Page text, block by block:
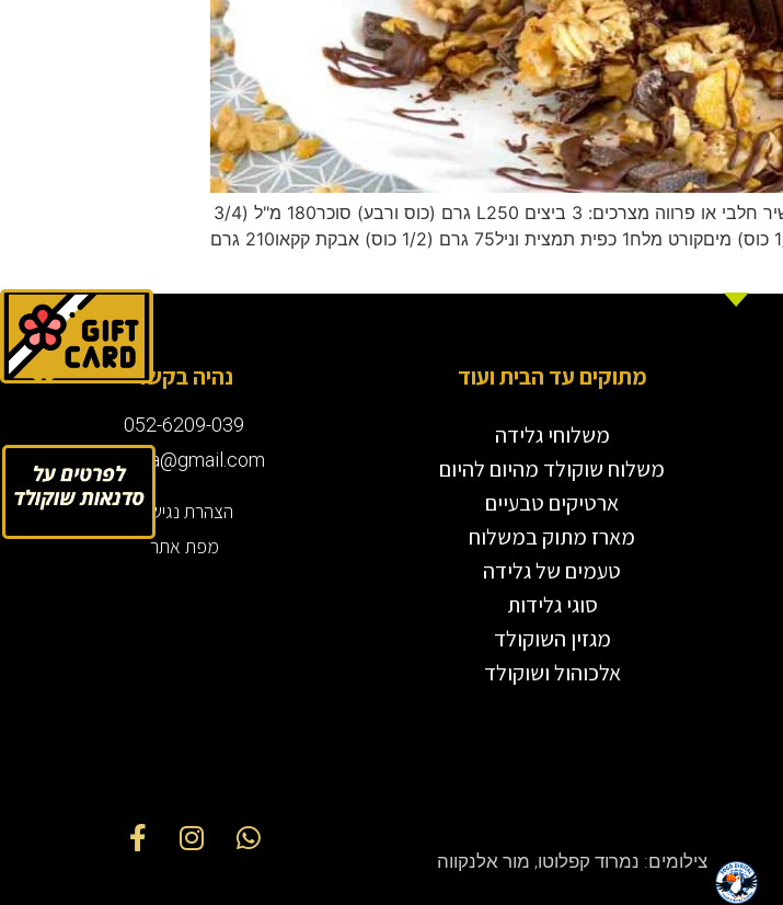
מתכון: עוגת שוקולד עוגה נימוחה במרקם שוקולדי מושלם וציפוי עשיר חלבי או פרווה מצרכים: 3 ביצים L250 גרם (כוס ורבע) סוכר180 מ"ל (3/4
כוס) שמן240 מ"ל (1 כוס) חלב (או מים לגרסה פרווה)60 מ"ל (1/4 כוס) מיםקורט מלח1 כפית תמצית וניל75 גרם (1/2 כוס) אבקת קקאו210 גרם
מתוקים עד הבית ועוד
משלוחי גלידה
משלוח שוקולד מהיום להיום
ארטיקים טבעיים
מארז מתוק במשלוח
טעמים של גלידה
סוגי גלידות
מגזין השוקולד
אלכוהול ושוקולד
נהיה בקשר
052-6209-039
roisela@gmail.com
הצהרת נגישות
מפת אתר
צילומים: נמרוד קפלוטו, מור אלנקווה
לחץ
לחץ